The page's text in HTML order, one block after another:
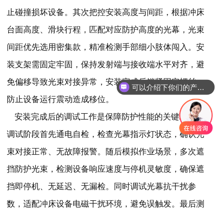
止碰撞损坏设备。其次把控安装高度与间距，根据冲床
台面高度、滑块行程，匹配对应防护高度的光幕，光束
间距优先选用密集款，精准检测手部细小肢体闯入。安
装支架需固定牢固，保持发射端与接收端水平对齐，避
免偏移导致光束对接异常，安装完成后锁紧固定螺丝，
防止设备运行震动造成移位。
安装完成后的调试工作是保障防护性能的关键环节。
调试阶段首先通电自检，检查光幕指示灯状态，确认光
束对接正常、无故障报警。随后模拟作业场景，多次遮
挡防护光束，检测设备响应速度与停机灵敏度，确保遮
挡即停机、无延迟、无漏检。同时调试光幕抗干扰参
数，适配冲床设备电磁干扰环境，避免误触发。最后测
可以介绍下你们的产品么